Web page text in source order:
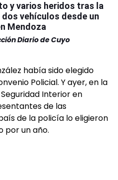
y varios heridos tras la
dos vehículos desde un
Mendoza
Diario de Cuyo
había sido elegido
Policial. Y ayer, en la
Interior en
de las
de la policía lo eligieron
por un año.